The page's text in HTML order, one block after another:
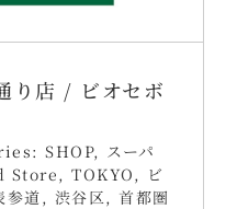
り店 / ビオセボ
SHOP, スーパ
Store, TOKYO , ビ
参道 , 渋谷区 , 首都圏